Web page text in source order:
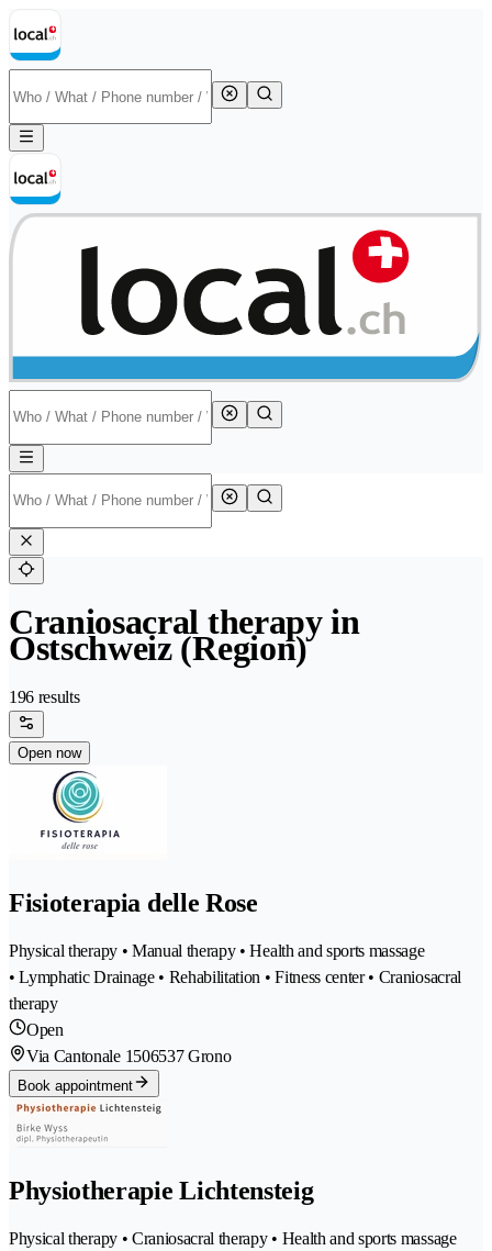
Craniosacral therapy in
Ostschweiz (Region)
196 results
Open now
Fisioterapia delle Rose
Physical therapy • Manual therapy • Health and sports massage
• Lymphatic Drainage • Rehabilitation • Fitness center • Craniosacral
therapy
Open
Via Cantonale 1506537 Grono
Book appointment
Physiotherapie Lichtensteig
Physical therapy • Craniosacral therapy • Health and sports massage